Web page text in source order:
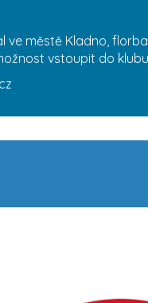
ve městě Kladno,
vstoupit do